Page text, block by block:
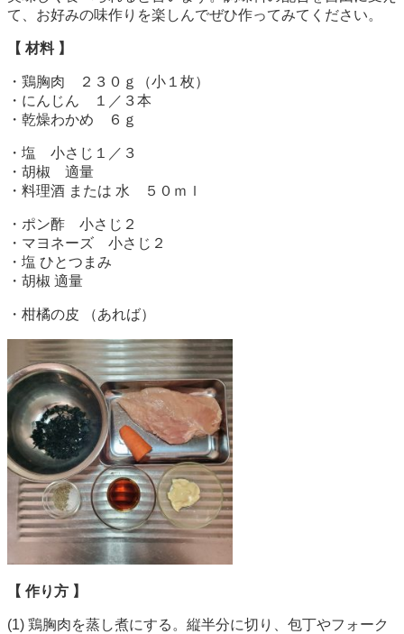
て、お好みの味作りを楽しんでぜひ作ってみてください。
【 材料 】
・鶏胸肉 ２３０ｇ（小１枚）
・にんじん １／３本
・乾燥わかめ ６ｇ
・塩 小さじ１／３
・胡椒 適量
・料理酒 または 水 ５０ｍｌ
・ポン酢 小さじ２
・マヨネーズ 小さじ２
・塩 ひとつまみ
・胡椒 適量
・柑橘の皮 （あれば）
【 作り方 】
(1) 鶏胸肉を蒸し煮にする。縦半分に切り、包丁やフォーク